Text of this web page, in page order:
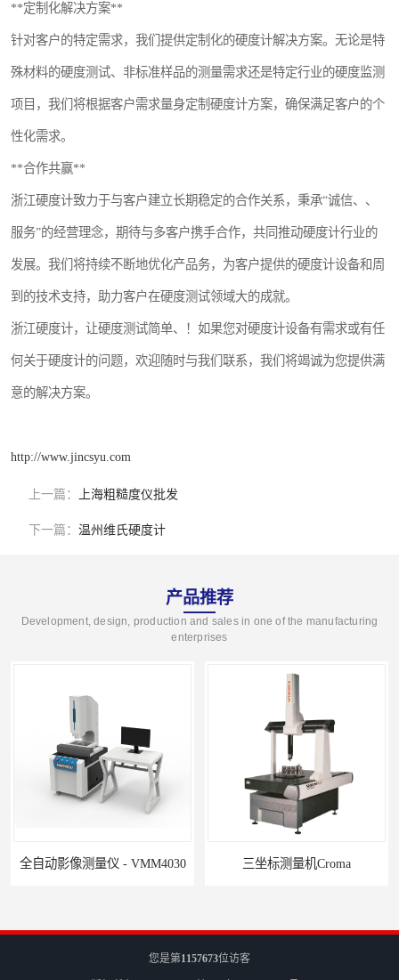
**定制化解决方案**
针对客户的特定需求，我们提供定制化的硬度计解决方案。无论是特
殊材料的硬度测试、非标准样品的测量需求还是特定行业的硬度监测
项目，我们将根据客户需求量身定制硬度计方案，确保满足客户的个
性化需求。
**合作共赢**
浙江硬度计致力于与客户建立长期稳定的合作关系，秉承“诚信、、
服务”的经营理念，期待与多客户携手合作，共同推动硬度计行业的
发展。我们将持续不断地优化产品务，为客户提供的硬度计设备和周
到的技术支持，助力客户在硬度测试领域大的成就。
浙江硬度计，让硬度测试简单、！如果您对硬度计设备有需求或有任
何关于硬度计的问题，欢迎随时与我们联系，我们将竭诚为您提供满
意的解决方案。
http://www.jincsyu.com
上一篇： 上海粗糙度仪批发
下一篇： 温州维氏硬度计
产品推荐
Development, design, production and sales in one of the manufacturing
enterprises
全自动影像测量仪 - VMM4030 三坐标测量机Croma
您是第1157673位访客